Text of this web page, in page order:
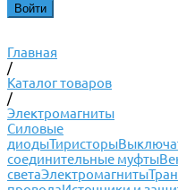
Главная
/
Каталог товаров
/
Электромагниты
Силовые
диодыТиристоры
соединительные муфты
светаЭлектромагниты